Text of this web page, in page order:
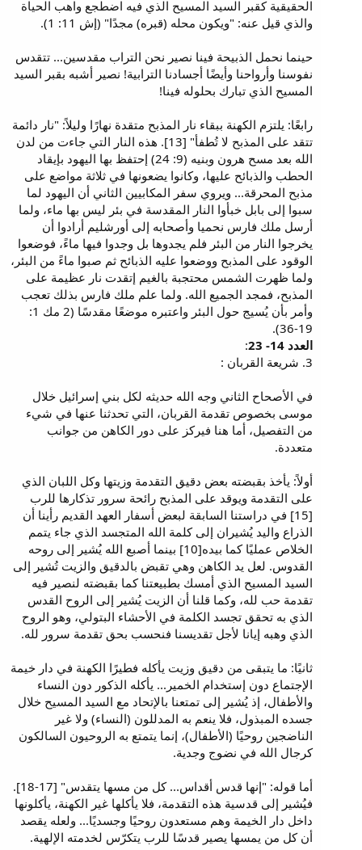
الحقيقية كقبر السيد المسيح الذي فيه اضطجع واهب الحياة
والذي قيل عنه: "ويكون محله (قبره) مجدًا" (إش 11: 1).
حينما نحمل الذبيحة فينا نصير نحن التراب مقدسين... تتقدس
نفوسنا وأرواحنا وأيضًا أجسادنا الترابية! نصير أشبه بقبر السيد
المسيح الذي تبارك بحلوله فينا!
رابعًا: يلتزم الكهنة ببقاء نار المذبح متقدة نهارًا وليلاً: "نار دائمة
تتقد على المذبح لا تُطفأ" [13]. هذه النار التي جاءت من لدن
الله بعد مسح هرون وبنيه (9: 24) إحتفظ بها اليهود بإيقاد
الحطب والذبائح عليها، وكانوا يضعونها في ثلاثة مواضع على
مذبح المحرقة... ويروي سفر المكابيين الثاني أن اليهود لما
سبوا إلى بابل خبأوا النار المقدسة في بئر ليس بها ماء، ولما
أرسل ملك فارس نحميا وأصحابه إلى أورشليم أرادوا أن
يخرجوا النار من البئر فلم يجدوها بل وجدوا فيها ماءً، فوضعوا
الوقود على المذبح ووضعوا عليه الذبائح ثم صبوا ماءً من البئر،
ولما ظهرت الشمس محتجبة بالغيم إتقدت نار عظيمة على
المذبح، فمجد الجميع الله. ولما علم ملك فارس بذلك تعجب
وأمر بأن يُسيج حول البئر واعتبره موضعًا مقدسًا (2 مك 1:
19-36).
العدد 14- 23
:
3. شريعة القربان :
في الأصحاح الثاني وجه الله حديثه لكل بني إسرائيل خلال
موسى بخصوص تقدمة القربان، التي تحدثنا عنها في شيء
من التفصيل، أما هنا فيركز على دور الكاهن من جوانب
متعددة.
أولاً: يأخذ بقبضته بعض دقيق التقدمة وزيتها وكل اللبان الذي
على التقدمة ويوقد على المذبح رائحة سرور تذكارها للرب
[15] في دراستنا السابقة لبعض أسفار العهد القديم رأينا أن
الذراع واليد يُشيران إلى كلمة الله المتجسد الذي جاء يتمم
الخلاص عمليًا كما بيده[10] بينما أصبع الله يُشير إلى روحه
القدوس. لعل يد الكاهن وهي تقبض بالدقيق والزيت تُشير إلى
السيد المسيح الذي أمسك بطبيعتنا كما بقبضته لنصير فيه
تقدمة حب لله، وكما قلنا أن الزيت يُشير إلى الروح القدس
الذي به تحقق تجسد الكلمة في الأحشاء البتولي، وهو الروح
الذي وهبه إيانا لأجل تقديسنا فنحسب بحق تقدمة سرور لله.
ثانيًا: ما يتبقى من دقيق وزيت يأكله فطيرًا الكهنة في دار خيمة
الإجتماع دون إستخدام الخمير... يأكله الذكور دون النساء
والأطفال، إذ يُشير إلى تمتعنا بالإتحاد مع السيد المسيح خلال
جسده المبذول، فلا ينعم به المدللون (النساء) ولا غير
الناضجين روحيًا (الأطفال)، إنما يتمتع به الروحيون السالكون
كرجال الله في نضوج وجدية.
أما قوله: "إنها قدس أقداس... كل من مسها يتقدس" [17-18].
فيُشير إلى قدسية هذه التقدمة، فلا يأكلها غير الكهنة، يأكلونها
داخل دار الخيمة وهم مستعدون روحيًا وجسديًا... ولعله يقصد
أن كل من يمسها يصير قدسًا للرب يتكرّس لخدمته الإلهية.